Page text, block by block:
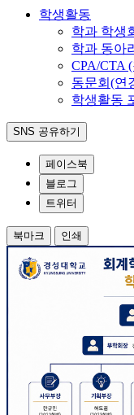
학생활동
학과 학생
학과 동아
CPA/CTA
동문회(연
학생활동
SNS 공유하기
페이스북
블로그
트위터
북마크 인쇄